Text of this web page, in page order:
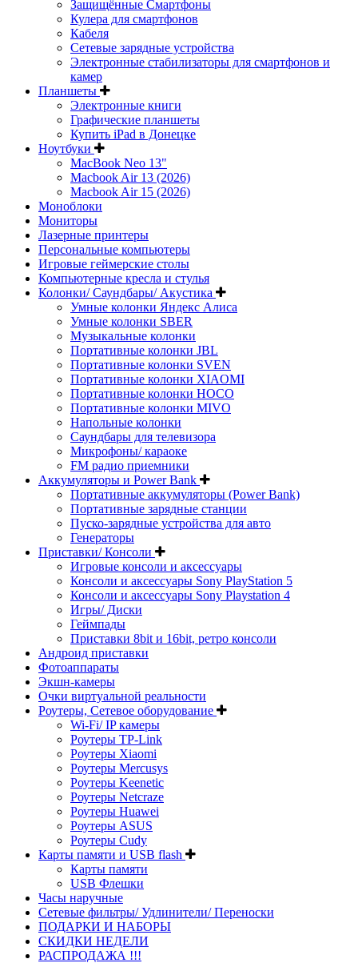
Защищённые Смартфоны
Кулера для смартфонов
Кабеля
Сетевые зарядные устройства
Электронные стабилизаторы для смартфонов и
камер
Планшеты
Электронные книги
Графические планшеты
Купить iPad в Донецке
Ноутбуки
MacBook Neo 13"
Macbook Air 13 (2026)
Macbook Air 15 (2026)
Моноблоки
Мониторы
Лазерные принтеры
Персональные компьютеры
Игровые геймерские столы
Компьютерные кресла и стулья
Колонки/ Саундбары/ Акустика
Умные колонки Яндекс Алиса
Умные колонки SBER
Музыкальные колонки
Портативные колонки JBL
Портативные колонки SVEN
Портативные колонки XIAOMI
Портативные колонки HOCO
Портативные колонки MIVO
Напольные колонки
Саундбары для телевизора
Микрофоны/ караоке
FM радио приемники
Аккумуляторы и Power Bank
Портативные аккумуляторы (Power Bank)
Портативные зарядные станции
Пуско-зарядные устройства для авто
Генераторы
Приставки/ Консоли
Игровые консоли и аксессуары
Консоли и аксессуары Sony PlayStation 5
Консоли и аксессуары Sony Playstation 4
Игры/ Диски
Геймпады
Приставки 8bit и 16bit, ретро консоли
Андроид приставки
Фотоаппараты
Экшн-камеры
Очки виртуальной реальности
Роутеры, Сетевое оборудование
Wi-Fi/ IP камеры
Роутеры TP-Link
Роутеры Xiaomi
Роутеры Mercusys
Роутеры Keenetic
Роутеры Netcraze
Роутеры Huawei
Роутеры ASUS
Роутеры Cudy
Карты памяти и USB flash
Карты памяти
USB Флешки
Часы наручные
Сетевые фильтры/ Удлинители/ Переноски
ПОДАРКИ И НАБОРЫ
СКИДКИ НЕДЕЛИ
РАСПРОДАЖА !!!